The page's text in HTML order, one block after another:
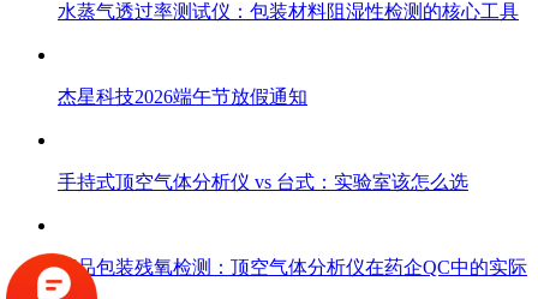
水蒸气透过率测试仪：包装材料阻湿性检测的核心工具
杰星科技2026端午节放假通知
手持式顶空气体分析仪 vs 台式：实验室该怎么选
药品包装残氧检测：顶空气体分析仪在药企QC中的实际
应用